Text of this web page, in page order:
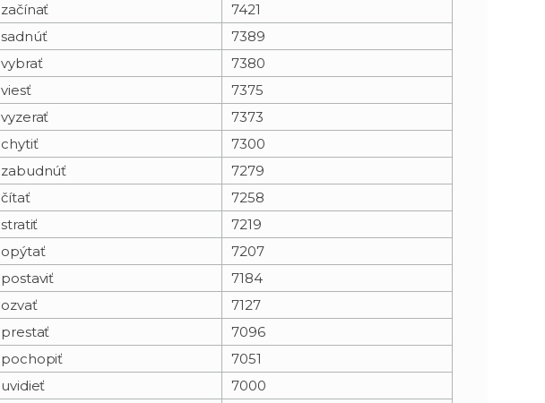
začínať
7421
sadnúť
7389
vybrať
7380
viesť
7375
vyzerať
7373
chytiť
7300
zabudnúť
7279
čítať
7258
stratiť
7219
opýtať
7207
postaviť
7184
ozvať
7127
prestať
7096
pochopiť
7051
uvidieť
7000